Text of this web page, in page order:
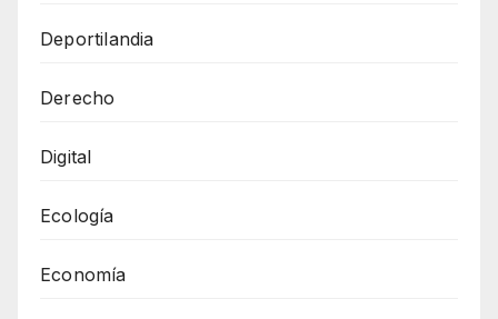
Deportilandia
Derecho
Digital
Ecología
Economía